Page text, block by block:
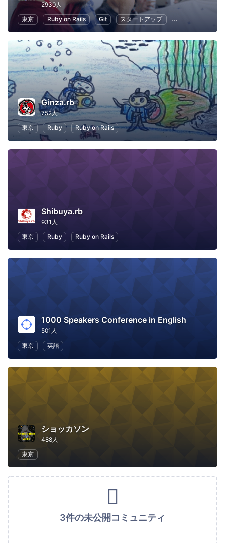
2930人
東京
Ruby on Rails Git スタートアップ プログラミング
Ginza.rb
752人
東京
Ruby Ruby on Rails
Shibuya.rb
931人
東京
Ruby Ruby on Rails
1000 Speakers Conference in English
501人
東京
英語
ショッカソン
488人
東京
3件の未公開コミュニティ